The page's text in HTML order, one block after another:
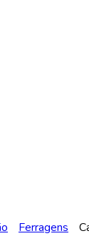
Ferragens